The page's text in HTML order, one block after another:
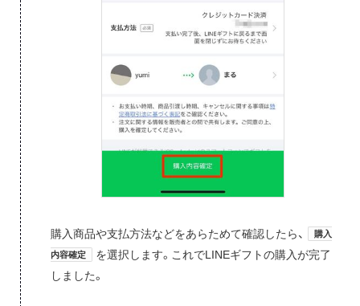
購入商品や支払方法などをあらためて確認したら、 購入
内容確定
を選択します。これでLINEギフトの購入が完了
しました。